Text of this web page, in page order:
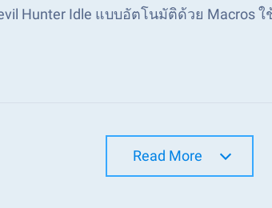
Hunter Idle แบบอัตโนมัติด้วย Macros
Read More